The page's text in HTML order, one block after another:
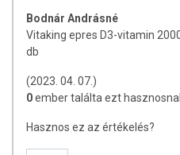
Tárolás:
Forgalmazza: Vitaking Kft.
Az oldalunkon lévő adatokat
Bodnár Andrásné
Vitaking epres D3-vitamin
db
(2023. 04. 07.)
0ember találta ezt
Hasznos ez az értékelés?